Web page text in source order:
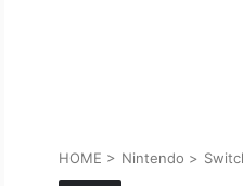
HOME > Nintendo >